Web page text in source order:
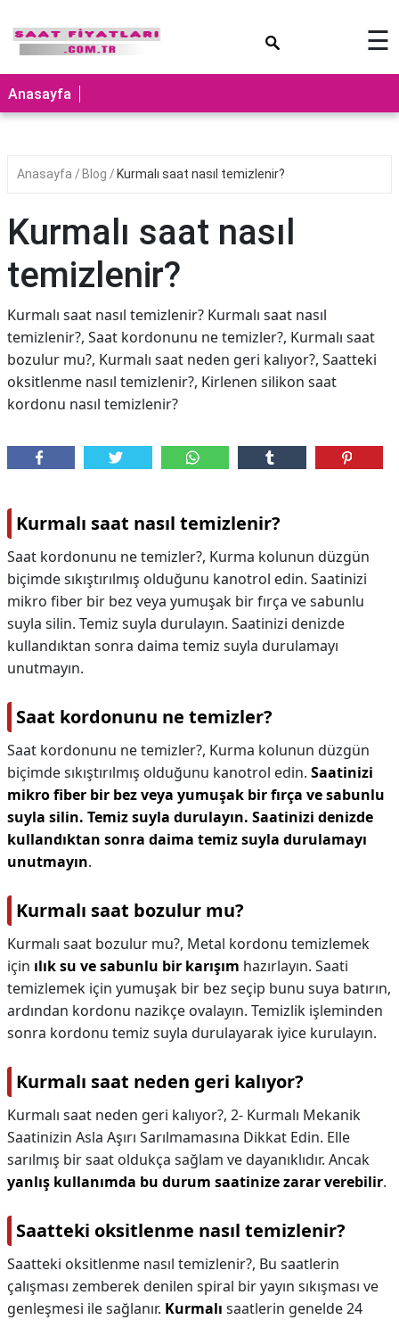
☰
Anasayfa
Anasayfa Blog Kurmalı saat nasıl temizlenir?
Kurmalı saat nasıl
temizlenir?
Kurmalı saat nasıl temizlenir? Kurmalı saat nasıl
temizlenir?, Saat kordonunu ne temizler?, Kurmalı saat
bozulur mu?, Kurmalı saat neden geri kalıyor?, Saatteki
oksitlenme nasıl temizlenir?, Kirlenen silikon saat
kordonu nasıl temizlenir?
Kurmalı saat nasıl temizlenir?
Saat kordonunu ne temizler?, Kurma kolunun düzgün
biçimde sıkıştırılmış olduğunu kanotrol edin. Saatinizi
mikro fiber bir bez veya yumuşak bir fırça ve sabunlu
suyla silin. Temiz suyla durulayın. Saatinizi denizde
kullandıktan sonra daima temiz suyla durulamayı
unutmayın.
Saat kordonunu ne temizler?
Saat kordonunu ne temizler?, Kurma kolunun düzgün
biçimde sıkıştırılmış olduğunu kanotrol edin. Saatinizi
mikro fiber bir bez veya yumuşak bir fırça ve sabunlu
suyla silin. Temiz suyla durulayın. Saatinizi denizde
kullandıktan sonra daima temiz suyla durulamayı
unutmayın.
Kurmalı saat bozulur mu?
Kurmalı saat bozulur mu?, Metal kordonu temizlemek
için ılık su ve sabunlu bir karışım hazırlayın. Saati
temizlemek için yumuşak bir bez seçip bunu suya batırın,
ardından kordonu nazikçe ovalayın. Temizlik işleminden
sonra kordonu temiz suyla durulayarak iyice kurulayın.
Kurmalı saat neden geri kalıyor?
Kurmalı saat neden geri kalıyor?, 2- Kurmalı Mekanik
Saatinizin Asla Aşırı Sarılmamasına Dikkat Edin. Elle
sarılmış bir saat oldukça sağlam ve dayanıklıdır. Ancak
yanlış kullanımda bu durum saatinize zarar verebilir.
Saatteki oksitlenme nasıl temizlenir?
Saatteki oksitlenme nasıl temizlenir?, Bu saatlerin
çalışması zemberek denilen spiral bir yayın sıkışması ve
genleşmesi ile sağlanır. Kurmalı saatlerin genelde 24